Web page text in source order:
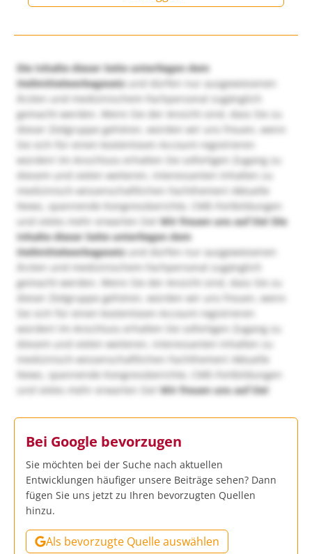
Die Inhalte dieser Seite unterliegen dem
Heilmittelwerbegesetzund dürfen nur ausgewiesenen
Ärzten und medizinischem Fachpersonal zugänglich
gemacht werden. Wenn Sie der Ansicht sind, dass Sie zu
dieser Zielgruppe gehören, würden wir uns freuen, wenn
Sie sich für einen kostenlosen Account registrieren
würden! Im Anschluss erhalten Sie sofortigen Zugang zu
diesem und vielen weiteren, interessanten Inhalten zu
medizinisch-wissenschaftlichen Fachthemen! Aktuelle
News, spannende Kongressberichte, CME-Fortbildungen
und vieles mehr erwarten Sie!Wir freuen uns auf Sie! Die
Inhalte dieser Seite unterliegen dem
Heilmittelwerbegesetzund dürfen nur ausgewiesenen
Ärzten und medizinischem Fachpersonal zugänglich
gemacht werden. Wenn Sie der Ansicht sind, dass Sie zu
dieser Zielgruppe gehören, würden wir uns freuen, wenn
Sie sich für einen kostenlosen Account registrieren
würden! Im Anschluss erhalten Sie sofortigen Zugang zu
diesem und vielen weiteren, interessanten Inhalten zu
medizinisch-wissenschaftlichen Fachthemen! Aktuelle
News, spannende Kongressberichte, CME-Fortbildungen
und vieles mehr erwarten Sie!Wir freuen uns auf Sie!
Bei Google bevorzugen
Sie möchten bei der Suche nach aktuellen
Entwicklungen häufiger unsere Beiträge sehen? Dann
fügen Sie uns jetzt zu Ihren bevorzugten Quellen
hinzu.
Als bevorzugte Quelle auswählen